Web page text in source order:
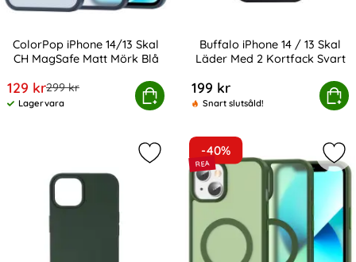
ColorPop iPhone 14/13 Skal
CH MagSafe Matt Mörk Blå
rea pris
129 krtidigare pris
299 kr
Tillgänglighet:
Lagervara
Köp
iPhone 14/13 Skal CH MagSafe Matt Mörk Blå
Buffalo iPhone 14 / 13 Skal
Läder Med 2 Kortfack Svart
199 kr
Snart slutsåld!
Köp
Buffalo iPhone 14 / 13 Skal
Markera oNSALA iPhone 14 / 13
-40%